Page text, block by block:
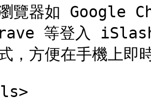
瀏覽器如 Google
等登入
，方便在手機上即